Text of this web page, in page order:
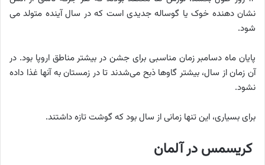
نشان دهنده خوک یا گوساله جدیدی است که در سال آینده متولد می
شود.
پایان ماه دسامبر زمان مناسبی برای جشن در بیشتر مناطق اروپا بود. در
آن زمان از سال، بیشتر گاوها ذبح می‌شدند تا در زمستان به آنها غذا داده
نشود.
برای بسیاری، این تنها زمانی از سال بود که گوشت تازه داشتند.
کریسمس در آلمان